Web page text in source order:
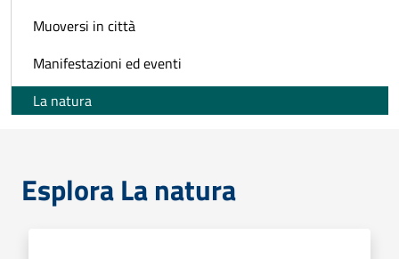
Muoversi in città
Manifestazioni ed eventi
La natura
Esplora La natura